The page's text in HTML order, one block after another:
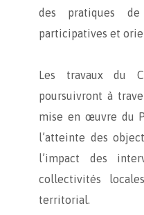
des pratiques de
participatives et
Les travaux du
poursuivront à
mise en œuvre du
l’atteinte des
l’impact des
collectivités
territorial.